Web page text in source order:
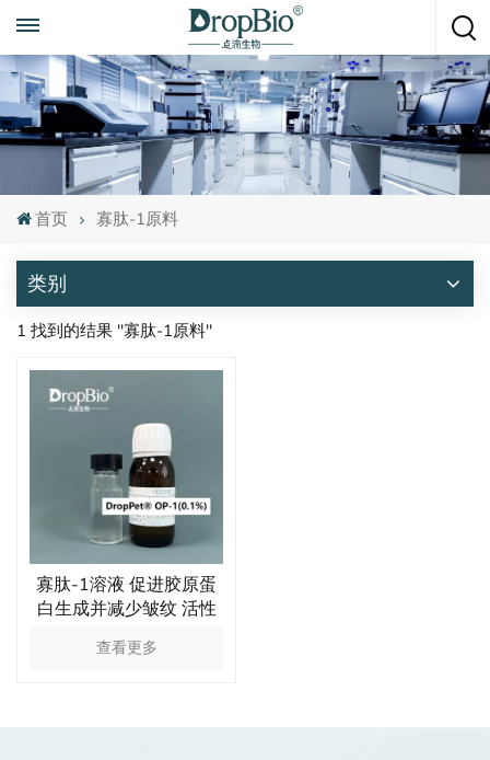
+86 15951008670
首页 寡肽-1原料
类别
1 找到的结果 "寡肽-1原料"
寡肽-1溶液 促进胶原蛋
白生成并减少皱纹 活性
查看更多